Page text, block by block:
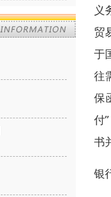
义
贸
于
往
保
付
书
银